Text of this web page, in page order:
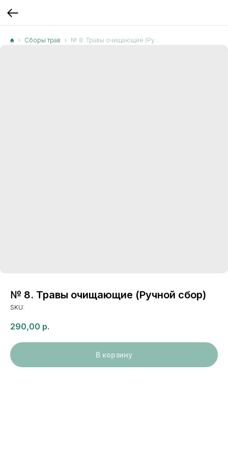
Сборы трав № 8. Травы очищающие (Ручной сбор)
№ 8. Травы очищающие (Ручной сбор)
SKU:
290,00 р.
В корзину